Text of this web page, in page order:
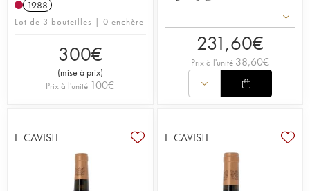
1988
Lot de 3 bouteilles | 0 enchère
300€
(mise à prix)
Prix à l'unité 100€
231,60€
Prix à l'unité 38,60€
E-CAVISTE E-CAVISTE